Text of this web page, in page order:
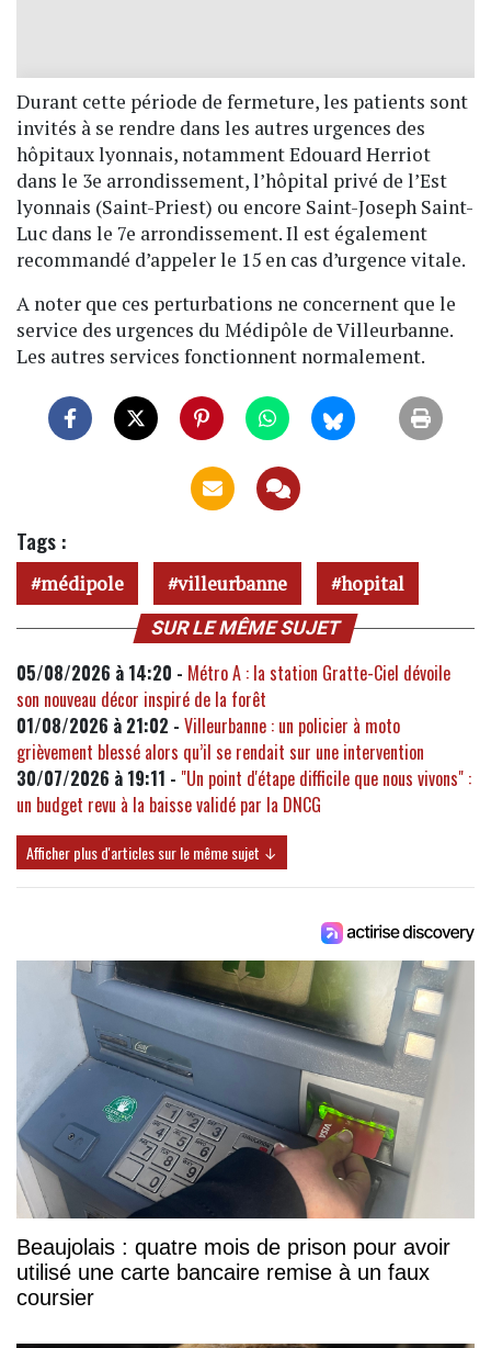
Durant cette période de fermeture, les patients sont
invités à se rendre dans les autres urgences des
hôpitaux lyonnais, notamment Edouard Herriot
dans le 3e arrondissement, l’hôpital privé de l’Est
lyonnais (Saint-Priest) ou encore Saint-Joseph Saint-
Luc dans le 7e arrondissement. Il est également
recommandé d’appeler le 15 en cas d’urgence vitale.
A noter que ces perturbations ne concernent que le
service des urgences du Médipôle de Villeurbanne.
Les autres services fonctionnent normalement.
Tags :
médipole villeurbanne hopital
SUR LE MÊME SUJET
05/08/2026 à 14:20 - Métro A : la station Gratte-Ciel dévoile
son nouveau décor inspiré de la forêt
01/08/2026 à 21:02 - Villeurbanne : un policier à moto
grièvement blessé alors qu’il se rendait sur une intervention
30/07/2026 à 19:11 - "Un point d'étape difficile que nous vivons" :
un budget revu à la baisse validé par la DNCG
Afficher plus d'articles sur le même sujet ↓
Beaujolais : quatre mois de prison pour avoir
utilisé une carte bancaire remise à un faux
coursier